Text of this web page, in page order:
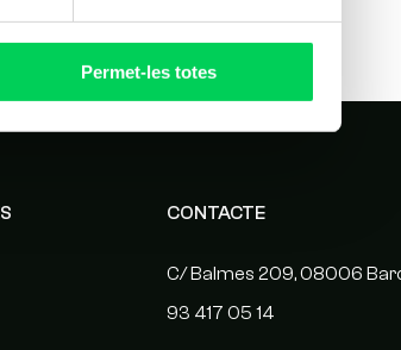
Permet-les totes
CONTACTE
C/ Balmes 209, 08006
93 417 05 14